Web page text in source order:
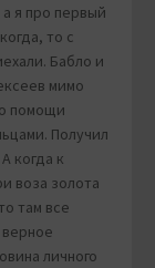
я про первый
то с
Бабло и
мимо
помощи
Получил
когда к
воза золота
там все
личного